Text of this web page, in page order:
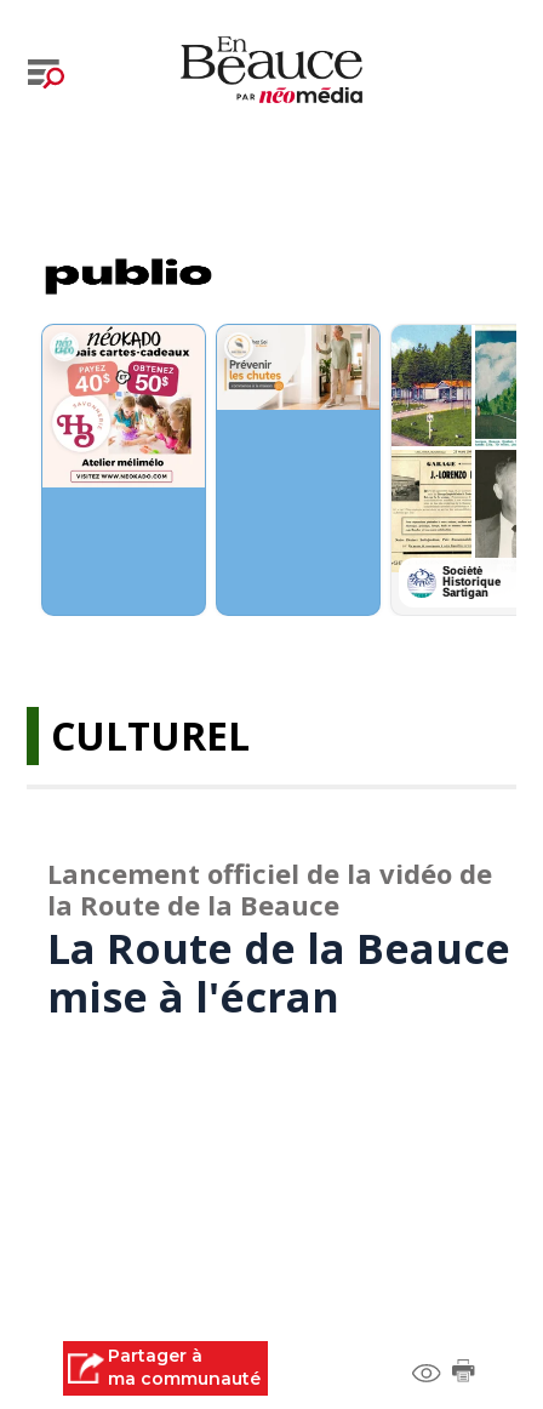
CULTUREL
Lancement officiel de la vidéo de
la Route de la Beauce
La Route de la Beauce
mise à l'écran
Partager à
ma communauté